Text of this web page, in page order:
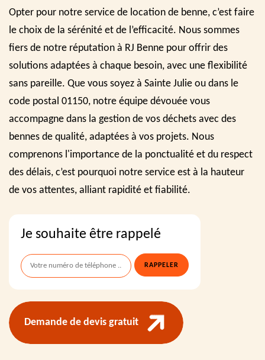
Opter pour notre service de location de benne, c’est faire
le choix de la sérénité et de l’efficacité. Nous sommes
fiers de notre réputation à RJ Benne pour offrir des
solutions adaptées à chaque besoin, avec une flexibilité
sans pareille. Que vous soyez à Sainte Julie ou dans le
code postal 01150, notre équipe dévouée vous
accompagne dans la gestion de vos déchets avec des
bennes de qualité, adaptées à vos projets. Nous
comprenons l'importance de la ponctualité et du respect
des délais, c’est pourquoi notre service est à la hauteur
de vos attentes, alliant rapidité et fiabilité.
Je souhaite être rappelé
Demande de devis gratuit